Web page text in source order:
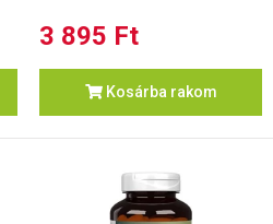
3 895 Ft
Kosárba rakom